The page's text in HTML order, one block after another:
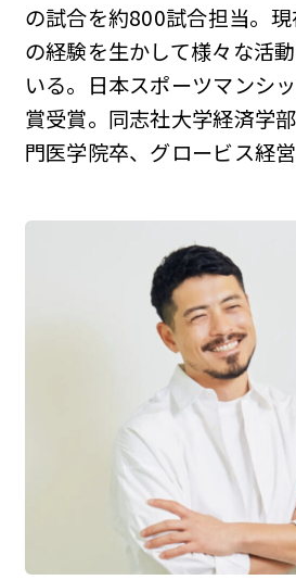
の試合を約800試合担当。
の経験を生かして様々な活
いる。日本スポーツマンシ
賞受賞。同志社大学経済学
門医学院卒、グロービス経